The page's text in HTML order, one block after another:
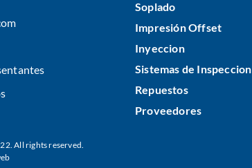
All rights reserved.
Soplado
Impresión Offset
Inyeccion
Sistemas de Inspeccion
Repuestos
Proveedores